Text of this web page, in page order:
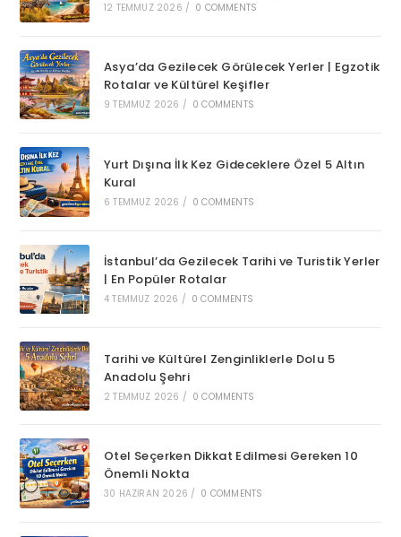
12 TEMMUZ 2026 / 0 COMMENTS
Asya’da Gezilecek Görülecek Yerler | Egzotik
Rotalar ve Kültürel Keşifler
9 TEMMUZ 2026 / 0 COMMENTS
Yurt Dışına İlk Kez Gideceklere Özel 5 Altın
Kural
6 TEMMUZ 2026 / 0 COMMENTS
İstanbul’da Gezilecek Tarihi ve Turistik Yerler
| En Popüler Rotalar
4 TEMMUZ 2026 / 0 COMMENTS
Tarihi ve Kültürel Zenginliklerle Dolu 5
Anadolu Şehri
2 TEMMUZ 2026 / 0 COMMENTS
Otel Seçerken Dikkat Edilmesi Gereken 10
Önemli Nokta
30 HAZIRAN 2026 / 0 COMMENTS